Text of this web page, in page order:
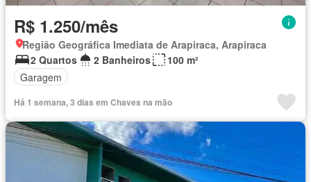
R$ 1.250/mês
Região Geográfica Imediata de Arapiraca, Arapiraca
2 Quartos
2 Banheiros
100 m²
Garagem
Há 1 semana, 3 dias em Chaves na mão